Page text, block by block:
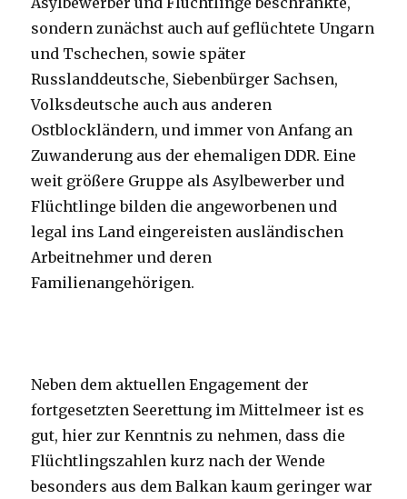
sondern zunächst auch auf geflüchtete Ungarn
und Tschechen, sowie später
Russlanddeutsche, Siebenbürger Sachsen,
Volksdeutsche auch aus anderen
Ostblockländern, und immer von Anfang an
Zuwanderung aus der ehemaligen DDR. Eine
weit größere Gruppe als Asylbewerber und
Flüchtlinge bilden die angeworbenen und
legal ins Land eingereisten ausländischen
Arbeitnehmer und deren
Familienangehörigen.
Neben dem aktuellen Engagement der
fortgesetzten Seerettung im Mittelmeer ist es
gut, hier zur Kenntnis zu nehmen, dass die
Flüchtlingszahlen kurz nach der Wende
besonders aus dem Balkan kaum geringer war